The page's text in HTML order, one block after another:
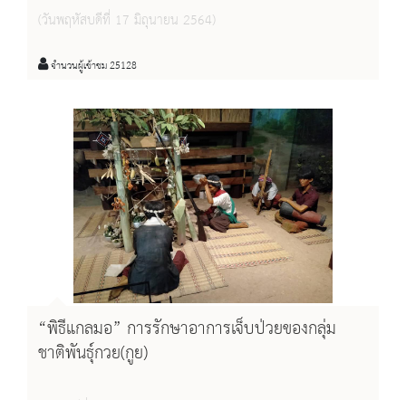
(วันพฤหัสบดีที่ 17 มิถุนายน 2564)
จำนวนผู้เข้าชม 25128
“พิธีแกลมอ” การรักษาอาการเจ็บป่วยของกลุ่ม
ชาติพันธุ์กวย(กูย)